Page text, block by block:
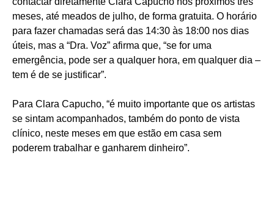
meses, até meados de julho, de forma gratuita. O horário
para fazer chamadas será das 14:30 às 18:00 nos dias
úteis, mas a “Dra. Voz” afirma que, “se for uma
emergência, pode ser a qualquer hora, em qualquer dia –
tem é de se justificar”.
Para Clara Capucho, “é muito importante que os artistas
se sintam acompanhados, também do ponto de vista
clínico, neste meses em que estão em casa sem
poderem trabalhar e ganharem dinheiro”.